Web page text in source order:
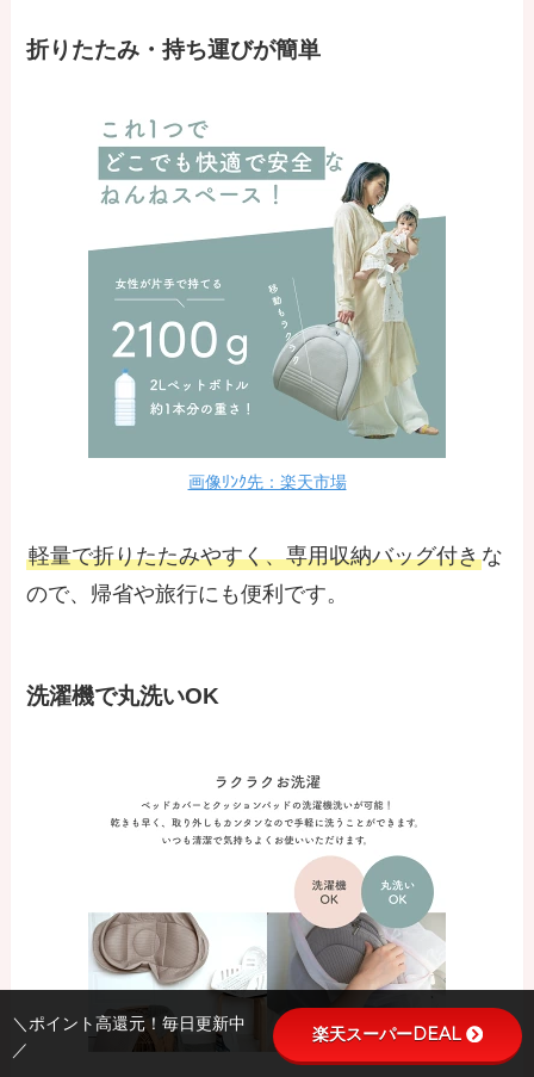
折りたたみ・持ち運びが簡単
画像ﾘﾝｸ先：楽天市場
軽量で折りたたみやすく、専用収納バッグ付きな
ので、帰省や旅行にも便利です。
洗濯機で丸洗いOK
＼ポイント高還元！毎日更新中
／
楽天スーパーDEAL